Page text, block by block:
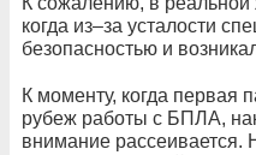
когда из–за усталости
безопасностью и
К моменту, когда первая
рубеж работы с БПЛА,
внимание рассеивается.